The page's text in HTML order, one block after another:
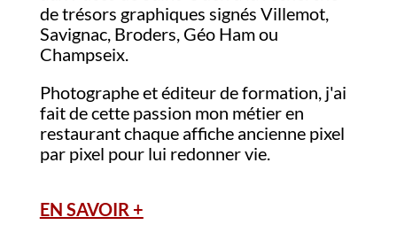
de trésors graphiques signés Villemot,
Savignac, Broders, Géo Ham ou
Champseix.
Photographe et éditeur de formation, j'ai
fait de cette passion mon métier en
restaurant chaque affiche ancienne pixel
par pixel pour lui redonner vie.
EN SAVOIR +